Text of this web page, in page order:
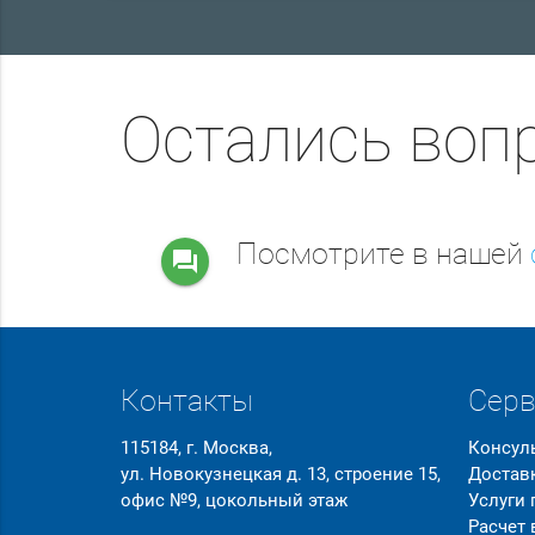
Остались
question_answer Посмотрите в нашей
Контакты
115184, г. Москва,
ул. Новокузнецкая д. 13, строение 15,
офис №9, цокольный этаж
Услуги